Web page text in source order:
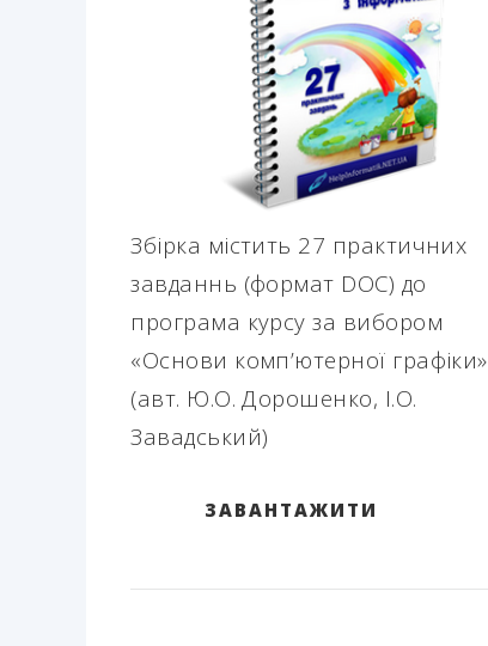
Збірка містить 27 практичних
завданнь (формат DOC) до
програма курсу за вибором
«Основи комп’ютерної графіки»
(авт. Ю.О. Дорошенко, І.О.
Завадський)
ЗАВАНТАЖИТИ